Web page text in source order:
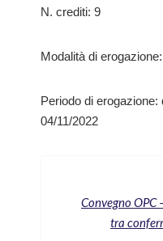
N. crediti: 9
Modalità di
Periodo di erogazione:
04/11/2022
Convegno OPC
tra